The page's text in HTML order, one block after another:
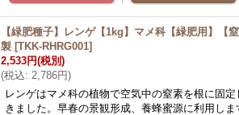
【緑肥種子】レンゲ【1kg】マメ科【緑肥用】【
製 [TKK-RHRG001]
2,533円(税別)
(税込: 2,786円)
レンゲはマメ科の植物で空気中の窒素を根に固
きました。早春の景観形成、養蜂蜜源に利用し